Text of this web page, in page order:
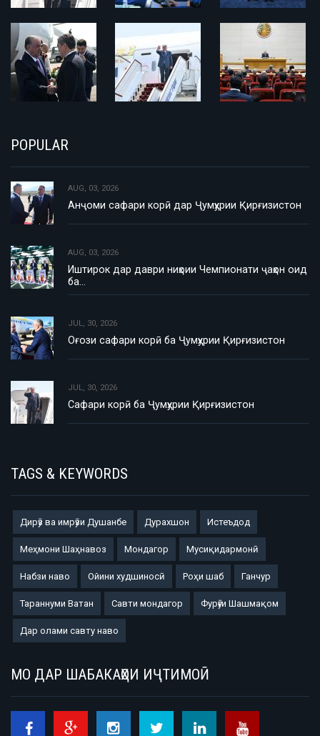
POPULAR
AUG, 03, 2026
Анҷоми сафари корӣ дар Ҷумҳурии Қирғизистон
AUG, 03, 2026
Иштирок дар даври ниҳоии Чемпионати ҷаҳон оид
ба…
JUL, 30, 2026
Оғози сафари корӣ ба Ҷумҳурии Қирғизистон
JUL, 30, 2026
Сафари корӣ ба Ҷумҳурии Қирғизистон
TAGS & KEYWORDS
Дирӯз ва имрӯзи Душанбе Дурахшон Истеъдод
Меҳмони Шаҳнавоз Мондагор Мусиқидармонӣ
Набзи наво Ойини худшиносӣ Роҳи шаб Ганчур
Тараннуми Ватан Савти мондагор Фурӯғи Шашмақом
Дар олами савту наво
МО ДАР ШАБАКАҲОИ ИҶТИМОӢ